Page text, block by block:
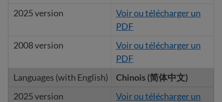
Voir ou télécharger un
PDF
Voir ou télécharger un
PDF
Chinois (简体中文)
Voir ou télécharger un